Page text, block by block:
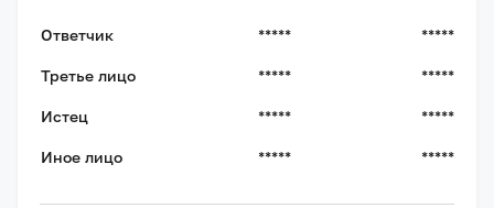
Ответчик ***** *****
Третье лицо ***** *****
Истец ***** *****
Иное лицо ***** *****